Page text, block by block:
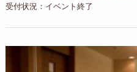
受付状況：イベント終了